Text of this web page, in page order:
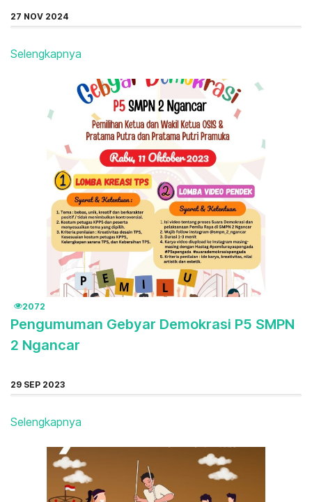
27 NOV 2024
Selengkapnya
2072
Pengumuman Gebyar Demokrasi P5 SMPN
2 Ngancar
29 SEP 2023
Selengkapnya